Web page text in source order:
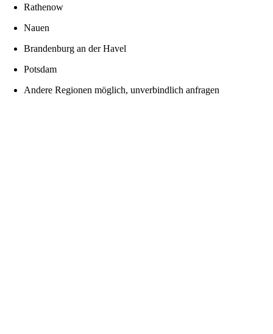
Rathenow
Nauen
Brandenburg an der Havel
Potsdam
Andere Regionen möglich, unverbindlich anfragen